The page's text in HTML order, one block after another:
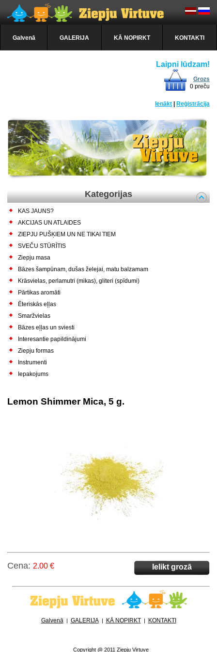
Galvenā GALERIJA KĀ NOPIRKT KONTAKTI
Laipni lūdzam!
Grozs
0 preču
Ienākt Reģistrācija
Kategorijas
KAS JAUNS?
AKCIJAS UN ATLAIDES
ZIEPJU PUŠĶIEM UN NE TIKAI TIEM
SVEČU STŪRĪTIS
Ziepju masa
Bāzes šampūnam, dušas želejai, matu balzamam
Krāsvielas, perlamutri (mikas), gliteri (spīdumi)
Pārtikas aromāti
Ēteriskās eļļas
Smaržvielas
Bāzes eļļas un sviesti
Interesantie papildinājumi
Ziepju formas
Instrumenti
Iepakojums
Lemon Shimmer Mica, 5 g.
Cena: 2.00 € Ielikt grozā
Galvenā | GALERIJA | KĀ NOPIRKT | KONTAKTI
Copyright @ 2011 Ziepju Virtuve